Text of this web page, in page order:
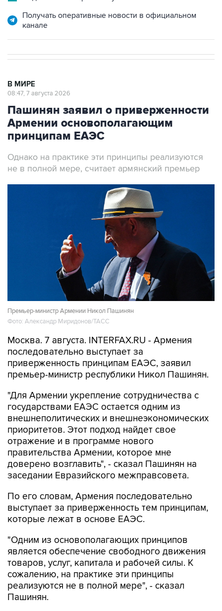
Пашинян заявил о приверженности
Армении основополагающим
принципам ЕАЭС
Однако на практике эти принципы реализуются
Премьер-министр Армении Никол Пашинян
Фото: Александр Миридонов/ТАСС
Москва. 7 августа. INTERFAX.RU - Армения
приверженность принципам ЕАЭС, заявил
премьер-министр республики Никол Пашинян.
"Для Армении укрепление сотрудничества с
внешнеполитических и внешнеэкономических
приоритетов. Этот подход найдет свое
отражение и в программе нового
правительства Армении, которое мне
доверено возглавить", - сказал Пашинян на
заседании Евразийского межправсовета.
По его словам, Армения последовательно
которые лежат в основе ЕАЭС.
"Одним из основополагающих принципов
товаров, услуг, капитала и рабочей силы. К
сожалению, на практике эти принципы
реализуются не в полной мере", - сказал
Пашинян.
По его словам, отдельные ограничения и